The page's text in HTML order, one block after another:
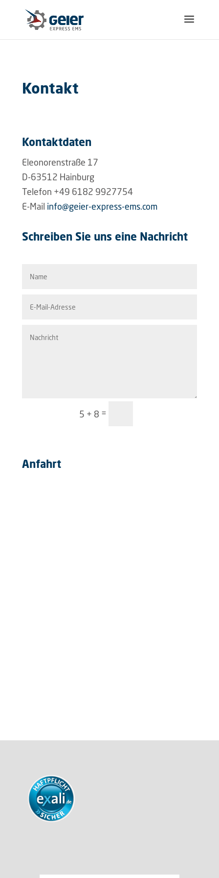
Kontakt
Kontaktdaten
Eleonorenstraße 17
D-63512 Hainburg
Telefon +49 6182 9927754
E-Mail info@geier-express-ems.com
Schreiben Sie uns eine Nachricht
5 + 8 =
Anfahrt